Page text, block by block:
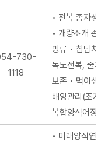
730-
1118
• 전복 종자
• 개량조개
방류 • 참담
독도전복, 줄
보존 • 먹이생
배양관리(조
복합양식어장
• 미래양식연